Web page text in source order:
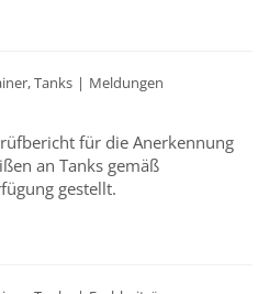
Tanks | Meldungen
für die Anerkennung
an Tanks gemäß
gestellt.